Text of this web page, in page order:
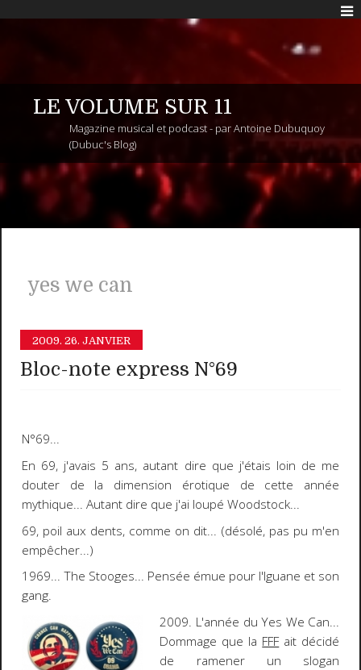
LE VOLUME SUR 11
Magazine musical et podcast - par Antoine Dubuquoy
(Dubuc's Blog)
yes we can
2009. 26. JANVIER
Bloc-note express N°69
N°69...
En 69, j'avais 5 ans, autant dire que j'étais loin de me
douter de la dimension érotique de cette année
mythique... Autant dire que j'ai loupé Woodstock...
69, poil aux dents, comme on dit... (désolé, pas pu m'en
empêcher...)
1969... The Stooges... Pensée émue pour l'Iguane et son
gang.
2009. L'année duYes We Can...
Dommage que la FFFait décidé
de ramener un slogan